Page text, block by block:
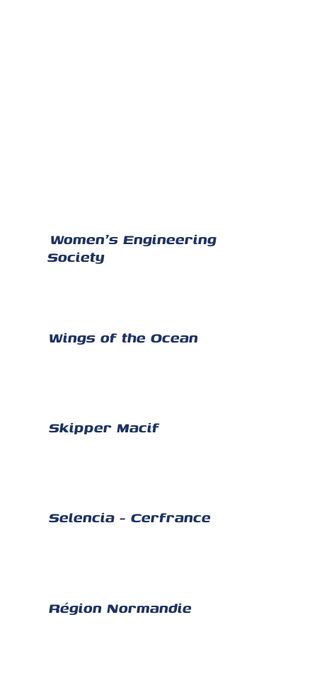
Women's Engineering
Society
Wings of the Ocean
Skipper Macif
Selencia - Cerfrance
Région Normandie